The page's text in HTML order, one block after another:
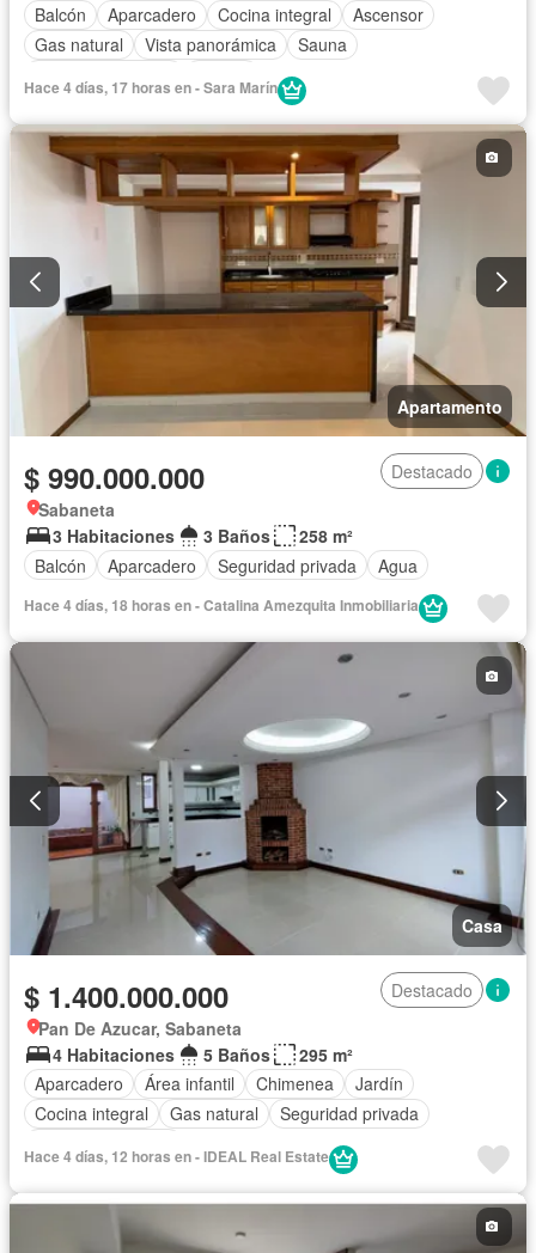
Balcón
Aparcadero Cocina integral
Ascensor
Gas natural
Vista panorámica
Sauna
Hace 4 días, 17 horas en - Sara Marín
Apartamento
$ 990.000.000
Destacado
Sabaneta
3 Habitaciones
3 Baños
258 m²
Balcón
Aparcadero Seguridad privada Agua
Hace 4 días, 18 horas en - Catalina Amezquita Inmobiliaria
Casa
$ 1.400.000.000
Destacado
Pan De Azucar, Sabaneta
4 Habitaciones
5 Baños
295 m²
Aparcadero
Área infantil Chimenea
Jardín
Cocina integral
Gas natural
Seguridad privada
Hace 4 días, 12 horas en - IDEAL Real Estate